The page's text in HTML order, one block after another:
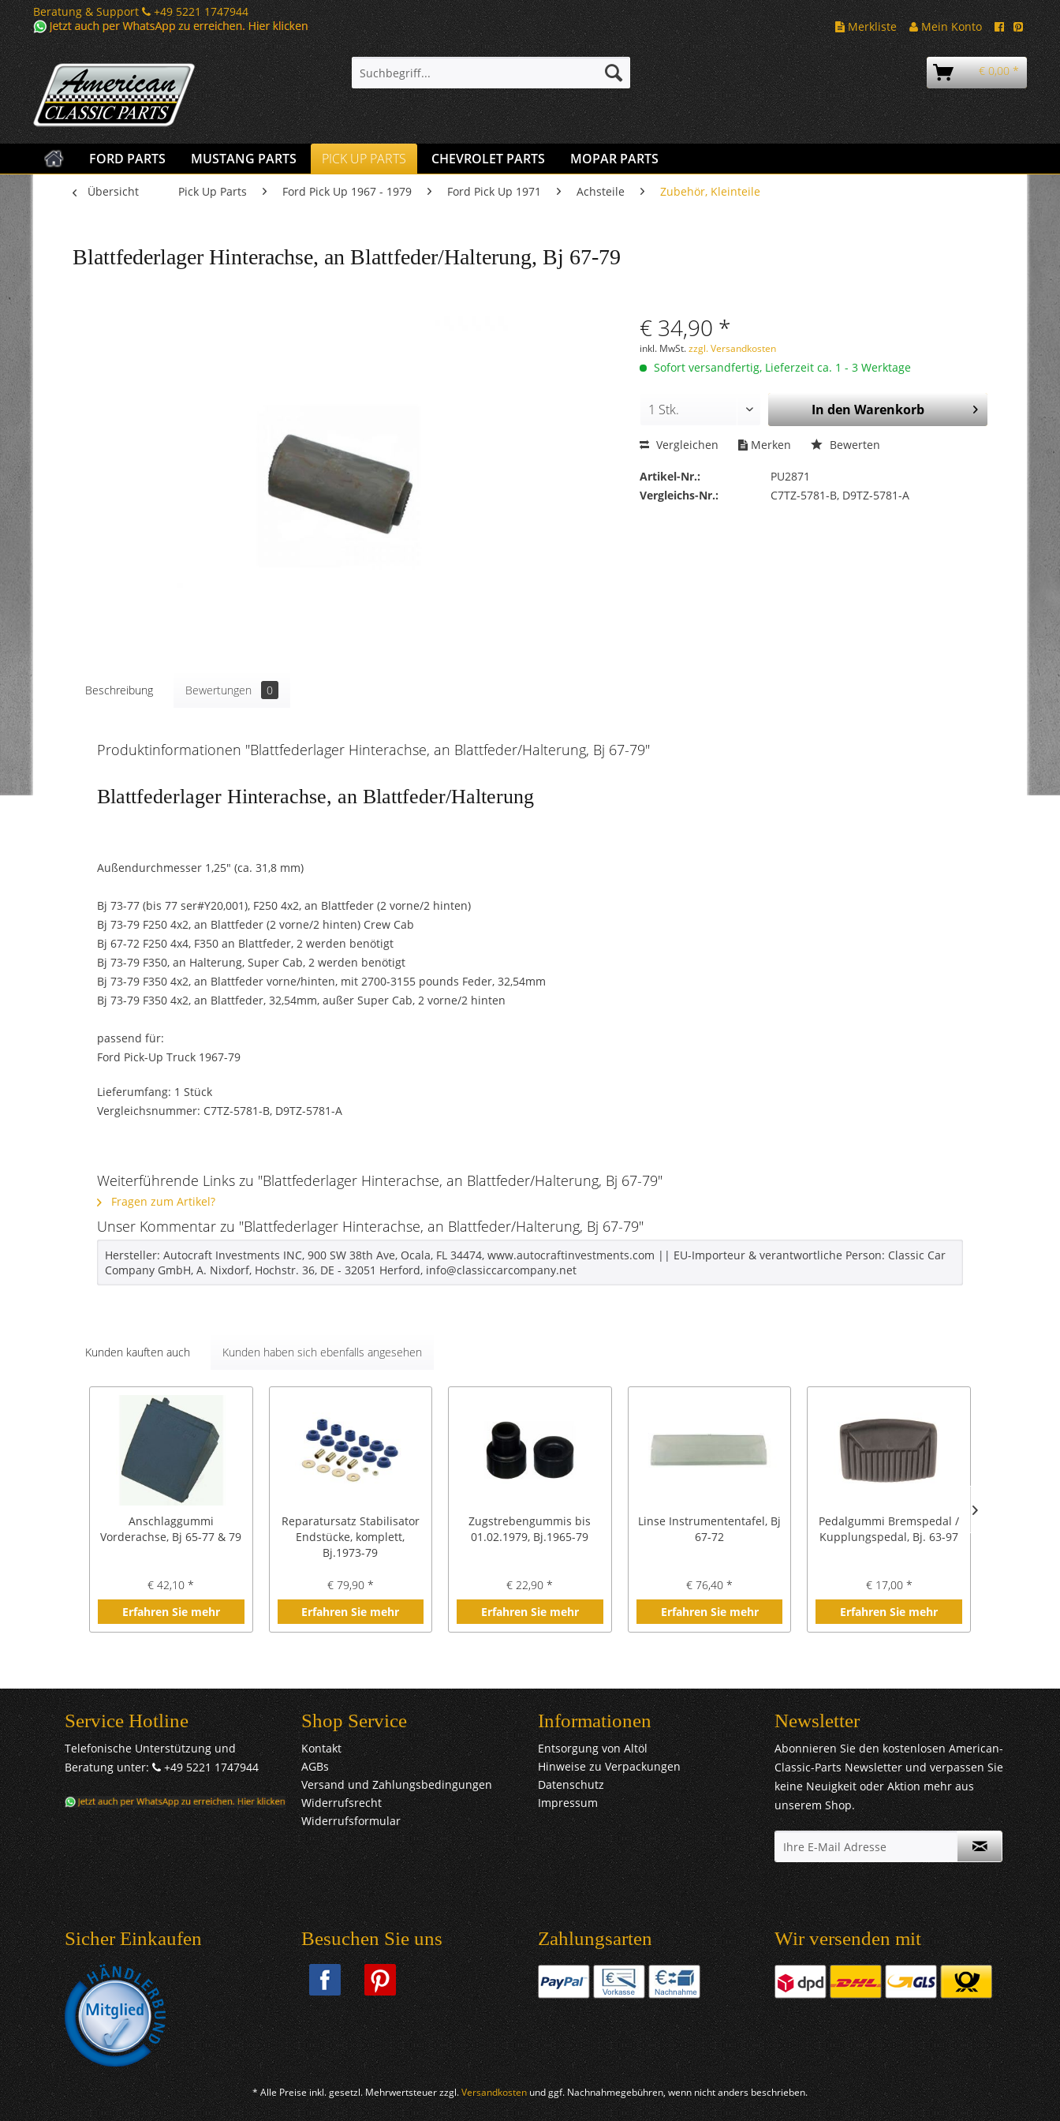
Beratung & Support
+49 5221 1747944
Merkliste
Mein Konto
€ 0,00 *
FORD PARTS MUSTANG PARTS PICK UP PARTS CHEVROLET PARTS MOPAR PARTS
Übersicht Pick Up Parts Ford Pick Up 1967 - 1979 Ford Pick Up 1971 Achsteile Zubehör, Kleinteile
Blattfederlager Hinterachse, an Blattfeder/Halterung, Bj 67-79
€ 34,90 *
inkl. MwSt.zzgl. Versandkosten
Sofort versandfertig, Lieferzeit ca. 1 - 3 Werktage
In denWarenkorb
Vergleichen Merken Bewerten
Artikel-Nr.:
PU2871
Vergleichs-Nr.:
C7TZ-5781-B, D9TZ-5781-A
Beschreibung Bewertungen 0
Produktinformationen "Blattfederlager Hinterachse, an Blattfeder/Halterung, Bj 67-79"
Blattfederlager Hinterachse, an Blattfeder/Halterung
Außendurchmesser 1,25" (ca. 31,8 mm)
Bj 73-77 (bis 77 ser#Y20,001), F250 4x2, an Blattfeder (2 vorne/2 hinten)
Bj 73-79 F250 4x2, an Blattfeder (2 vorne/2 hinten) Crew Cab
Bj 67-72 F250 4x4, F350 an Blattfeder, 2 werden benötigt
Bj 73-79 F350, an Halterung, Super Cab, 2 werden benötigt
Bj 73-79 F350 4x2, an Blattfeder vorne/hinten, mit 2700-3155 pounds Feder, 32,54mm
Bj 73-79 F350 4x2, an Blattfeder, 32,54mm, außer Super Cab, 2 vorne/2 hinten
passend für:
Ford Pick-Up Truck 1967-79
Lieferumfang: 1 Stück
Vergleichsnummer: C7TZ-5781-B, D9TZ-5781-A
Weiterführende Links zu "Blattfederlager Hinterachse, an Blattfeder/Halterung, Bj 67-79"
Fragen zum Artikel?
Unser Kommentar zu "Blattfederlager Hinterachse, an Blattfeder/Halterung, Bj 67-79"
Hersteller: Autocraft Investments INC, 900 SW 38th Ave, Ocala, FL 34474, www.autocraftinvestments.com || EU-Importeur & verantwortliche Person: Classic Car
Company GmbH, A. Nixdorf, Hochstr. 36, DE - 32051 Herford, info@classiccarcompany.net
Kunden kauften auch Kunden haben sich ebenfalls angesehen
Anschlaggummi
Vorderachse, Bj 65-77 & 79
€ 42,10 *
Erfahren Sie mehr
Reparatursatz Stabilisator
Endstücke, komplett,
Bj.1973-79
€ 79,90 *
Erfahren Sie mehr
Zugstrebengummis bis
01.02.1979, Bj.1965-79
€ 22,90 *
Erfahren Sie mehr
Linse Instrumententafel, Bj
67-72
€ 76,40 *
Erfahren Sie mehr
Pedalgummi Bremspedal /
Kupplungspedal, Bj. 63-97
€ 17,00 *
Erfahren Sie mehr
Service Hotline
Telefonische Unterstützung und
Beratung unter:
+49 5221 1747944
Shop Service
Kontakt
AGBs
Versand und Zahlungsbedingungen
Widerrufsrecht
Widerrufsformular
Informationen
Entsorgung von Altöl
Hinweise zu Verpackungen
Datenschutz
Impressum
Newsletter
Abonnieren Sie den kostenlosen American-
Classic-Parts Newsletter und verpassen Sie
keine Neuigkeit oder Aktion mehr aus
unserem Shop.
Sicher Einkaufen Besuchen Sie uns Zahlungsarten Wir versenden mit
* Alle Preise inkl. gesetzl. Mehrwertsteuer zzgl.Versandkostenund ggf. Nachnahmegebühren, wenn nicht anders beschrieben.